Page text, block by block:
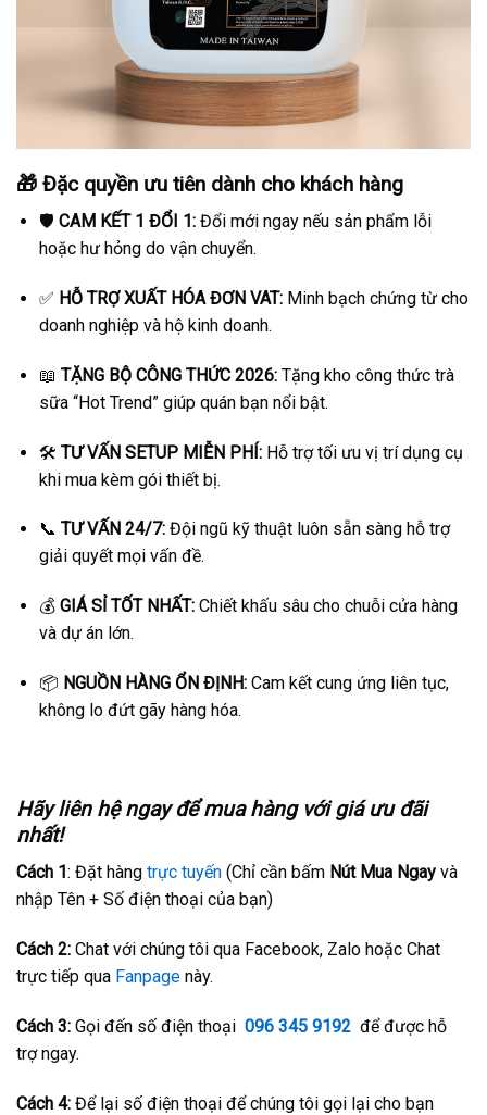
🎁 Đặc quyền ưu tiên dành cho khách hàng
🛡️ CAM KẾT 1 ĐỔI 1:Đổi mới ngay nếu sản phẩm lỗi
hoặc hư hỏng do vận chuyển.
✅ HỖ TRỢ XUẤT HÓA ĐƠN VAT:Minh bạch chứng từ cho
doanh nghiệp và hộ kinh doanh.
📖 TẶNG BỘ CÔNG THỨC 2026:Tặng kho công thức trà
sữa “Hot Trend” giúp quán bạn nổi bật.
🛠️ TƯ VẤN SETUP MIỄN PHÍ:Hỗ trợ tối ưu vị trí dụng cụ
khi mua kèm gói thiết bị.
📞 TƯ VẤN 24/7:Đội ngũ kỹ thuật luôn sẵn sàng hỗ trợ
giải quyết mọi vấn đề.
💰 GIÁ SỈ TỐT NHẤT:Chiết khấu sâu cho chuỗi cửa hàng
và dự án lớn.
📦 NGUỒN HÀNG ỔN ĐỊNH:Cam kết cung ứng liên tục,
không lo đứt gãy hàng hóa.
Hãy liên hệ ngay để mua hàng với giá ưu đãi
nhất!
Cách 1 : Đặt hàng trực tuyến (Chỉ cần bấm Nút Mua Ngay và
nhập Tên + Số điện thoại của bạn)
Cách 2: Chat với chúng tôi qua Facebook, Zalo hoặc Chat
trực tiếp qua Fanpage này.
Cách 3: Gọi đến số điện thoại 096 345 9192 để được hỗ
trợ ngay.
Cách 4: Để lại số điện thoại để chúng tôi gọi lại cho bạn